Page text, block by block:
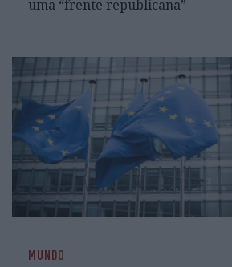
uma “frente republicana”
MUNDO